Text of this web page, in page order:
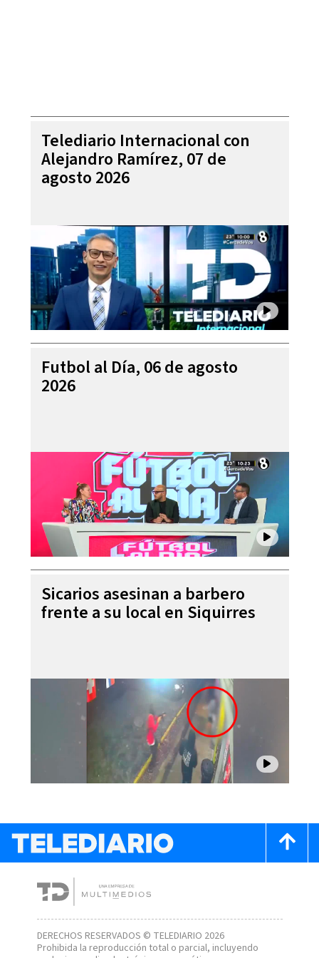
Telediario Internacional con
Alejandro Ramírez, 07 de
agosto 2026
Futbol al Día, 06 de agosto
2026
Sicarios asesinan a barbero
frente a su local en Siquirres
DERECHOS RESERVADOS © TELEDIARIO 2026
Prohibida la reproducción total o parcial, incluyendo